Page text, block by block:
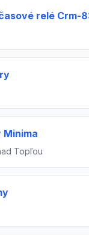
relé Crm-
Topľou